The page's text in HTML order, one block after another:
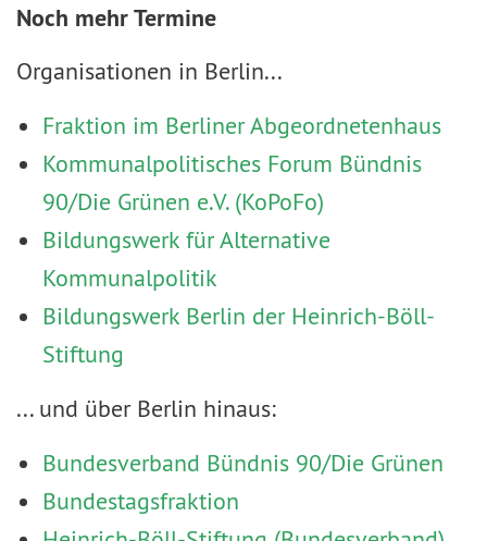
Noch mehr Termine
Organisationen in Berlin...
Fraktion im Berliner Abgeordnetenhaus
Kommunalpolitisches Forum Bündnis
90/Die Grünen e.V. (KoPoFo)
Bildungswerk für Alternative
Kommunalpolitik
Bildungswerk Berlin der Heinrich-Böll-
Stiftung
... und über Berlin hinaus:
Bundesverband Bündnis 90/Die Grünen
Bundestagsfraktion